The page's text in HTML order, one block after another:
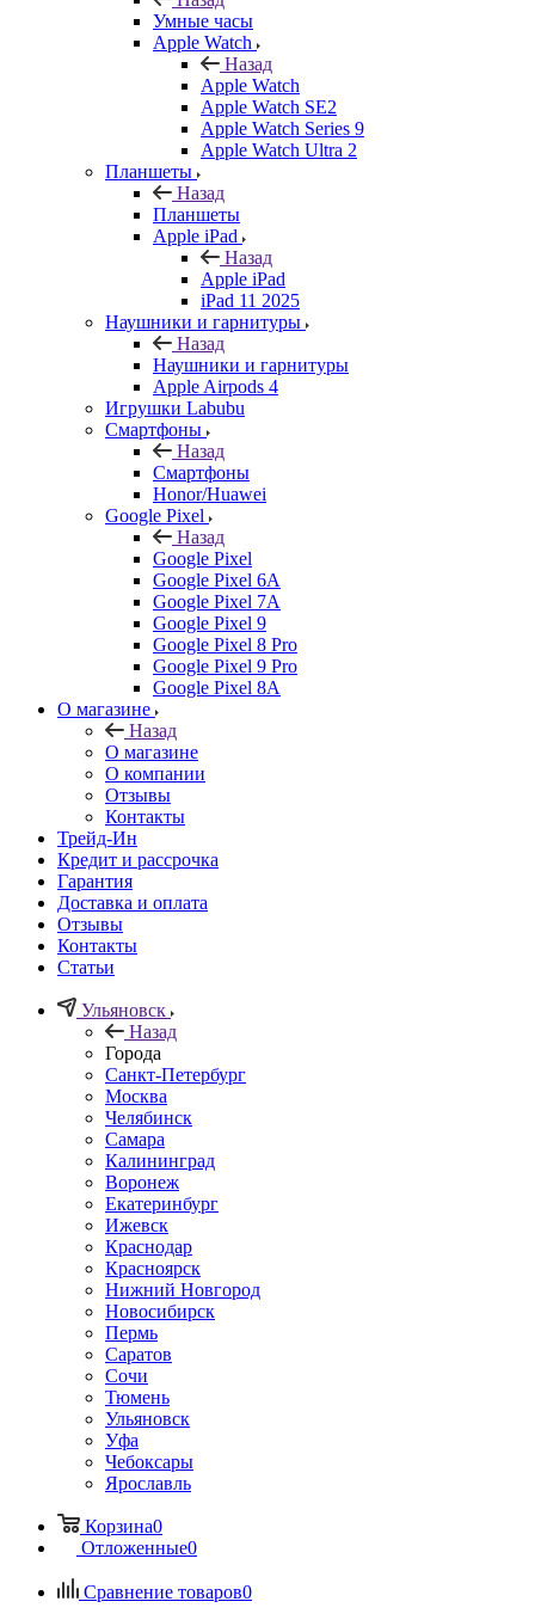
Умные часы
Apple Watch
Назад
Apple Watch
Apple Watch SE2
Apple Watch Series 9
Apple Watch Ultra 2
Планшеты
Назад
Планшеты
Apple iPad
Назад
Apple iPad
iPad 11 2025
Наушники и гарнитуры
Назад
Наушники и гарнитуры
Apple Airpods 4
Игрушки Labubu
Смартфоны
Назад
Смартфоны
Honor/Huawei
Google Pixel
Назад
Google Pixel
Google Pixel 6A
Google Pixel 7А
Google Pixel 9
Google Pixel 8 Pro
Google Pixel 9 Pro
Google Pixel 8A
О магазине
Назад
О магазине
О компании
Отзывы
Контакты
Трейд-Ин
Кредит и рассрочка
Гарантия
Доставка и оплата
Отзывы
Контакты
Статьи
Ульяновск
Назад
Города
Санкт-Петербург
Москва
Челябинск
Самара
Калининград
Воронеж
Екатеринбург
Ижевск
Краснодар
Красноярск
Нижний Новгород
Новосибирск
Пермь
Саратов
Сочи
Тюмень
Ульяновск
Уфа
Чебоксары
Ярославль
Корзина0
Отложенные0
Сравнение товаров0